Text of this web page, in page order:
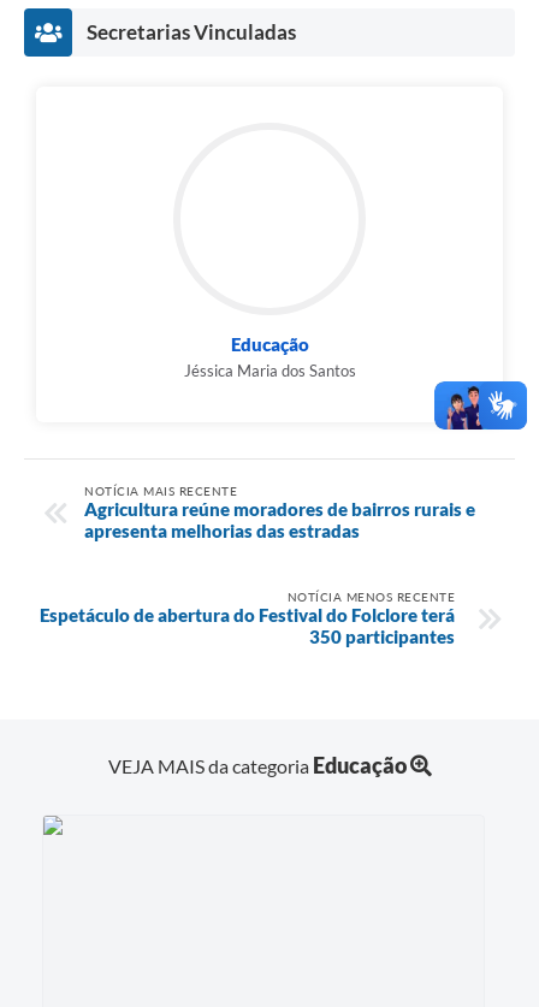
Secretarias Vinculadas
Educação
Jéssica Maria dos Santos
NOTÍCIA MAIS RECENTE
Agricultura reúne moradores de bairros rurais e
apresenta melhorias das estradas
NOTÍCIA MENOS RECENTE
Espetáculo de abertura do Festival do Folclore terá
350 participantes
VEJA MAIS da categoria Educação